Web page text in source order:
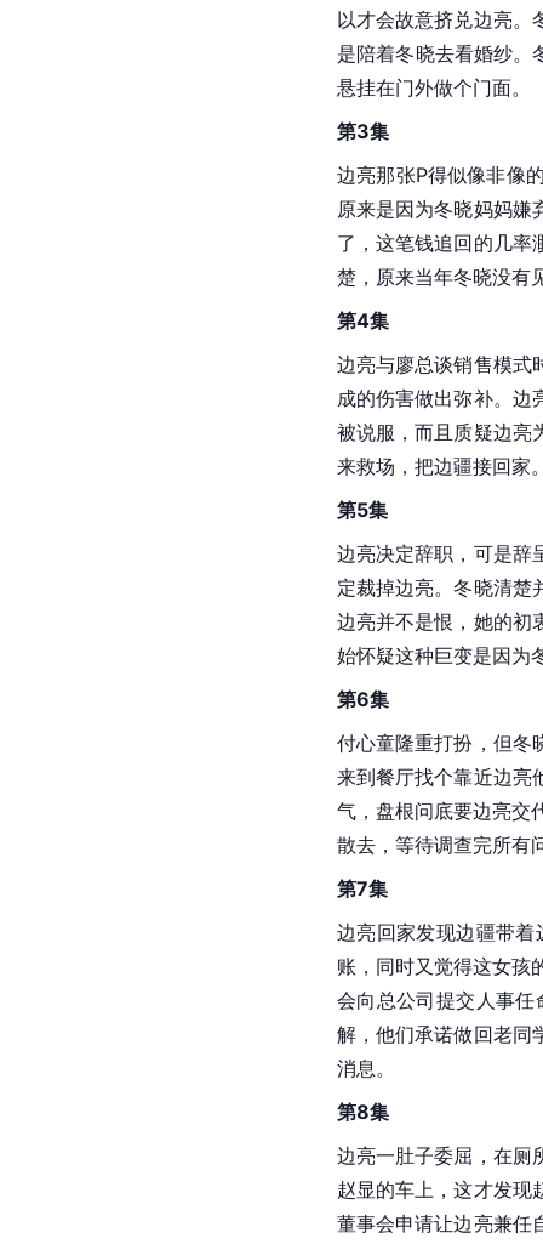
以才会故意挤兑边亮。
是陪着冬晓去看婚纱。
悬挂在门外做个门面。
第3集
边亮那张P得似像非像
原来是因为冬晓妈妈嫌
了，这笔钱追回的几率
楚，原来当年冬晓没有
第4集
边亮与廖总谈销售模式
成的伤害做出弥补。边
被说服，而且质疑边亮
来救场，把边疆接回家
第5集
边亮决定辞职，可是辞
定裁掉边亮。冬晓清楚
边亮并不是恨，她的初
始怀疑这种巨变是因为
第6集
付心童隆重打扮，但冬
来到餐厅找个靠近边亮
气，盘根问底要边亮交
散去，等待调查完所有
第7集
边亮回家发现边疆带
账，同时又觉得这女孩
会向总公司提交人事
解，他们承诺做回老同
消息。
第8集
边亮一肚子委屈，在厕
赵显的车上，这才发现
董事会申请让边亮兼任